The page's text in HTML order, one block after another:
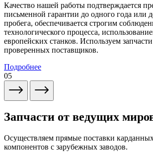
Качество нашей работы подтверждается
письменной гарантии до одного года или
пробега, обеспечивается строгим
технологического процесса,
европейских станков. Используем
проверенных поставщиков.
Подробнее
05
Запчасти от ведущих
Осуществляем прямые поставки
компонентов с зарубежных заводов.